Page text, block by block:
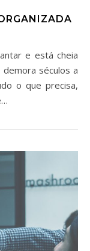
séculos a
o que precisa,